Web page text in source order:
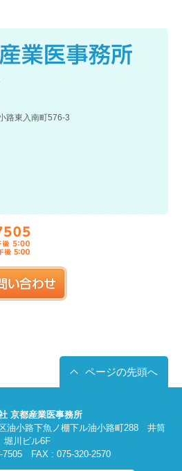
路東入南町576-3
ページの先頭へ
京都産業医事務所
小路下魚ノ棚下ル油小路町288 井筒
堀川ビル6F
7505 FAX : 075-320-2570